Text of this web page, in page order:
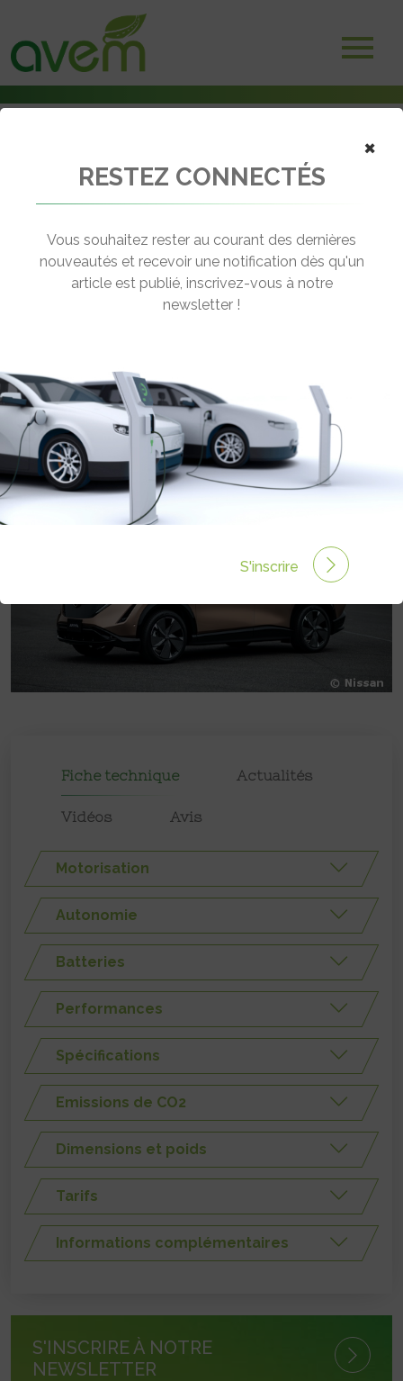
Voitures électriques
NISSAN ARIYA
[wppr_avg_rating id="41373"]
Autonomie :500 km
Prix :€
Fiche technique Actualités
Vidéos Avis
Motorisation
Autonomie
Batteries
Performances
Spécifications
Emissions de CO2
Dimensions et poids
Tarifs
Informations complémentaires
S'INSCRIRE À NOTRE
NEWSLETTER
×
RESTEZ CONNECTÉS
Vous souhaitez rester au courant des dernières
nouveautés et recevoir une notification dès qu'un
article est publié, inscrivez-vous à notre
newsletter !
S'inscrire